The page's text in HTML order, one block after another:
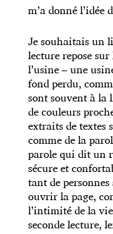
m’a donné l’idée
Je souhaitais un
lecture repose
l’usine – une
fond perdu,
sont souvent à la
de couleurs
extraits de textes
comme de la
parole qui dit un
sécure et
tant de
ouvrir la page,
l’intimité de la
seconde lecture,